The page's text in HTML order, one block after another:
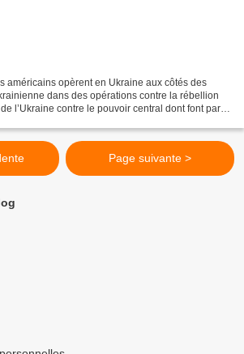
américains opèrent en Ukraine aux côtés des
dans des opérations contre la rébellion
l’Ukraine contre le pouvoir central dont font partie
Page suivante >